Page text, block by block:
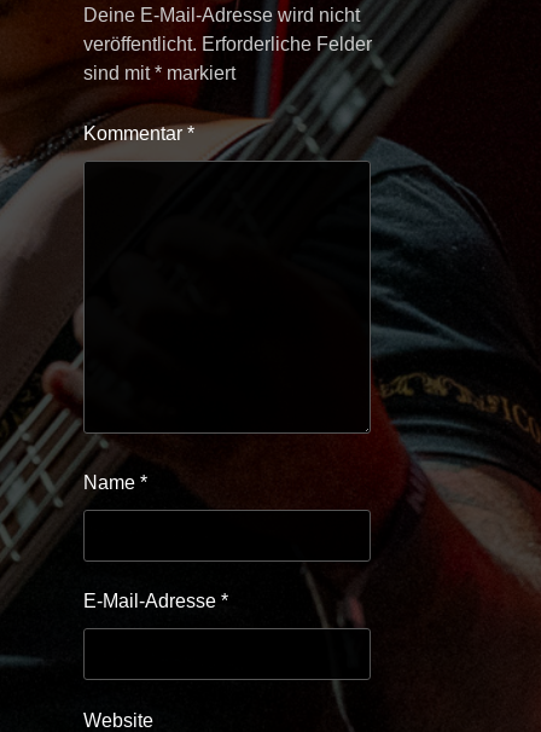
Deine E-Mail-Adresse wird nicht
veröffentlicht. Erforderliche Felder
sind mit* markiert
Kommentar*
Name *
E-Mail-Adresse *
Website